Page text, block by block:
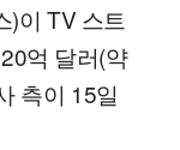
)이 TV 스트
억 달러(약
측이 15일